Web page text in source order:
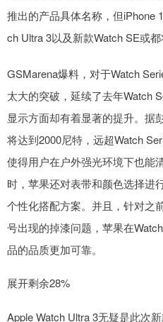
推出的产品具体名称，但iPhone
ch Ultra 3以及新款Watch SE或都
GSMarena爆料，对于Watch
太大的突破，延续了去年Watch
显示方面却有着显著的提升。据
将达到2000尼特，远超Watch
使得用户在户外强光环境下也能
时，苹果还对表带和颜色选择进
个性化搭配方案。并且，针对之
号出现的掉漆问题，苹果在
品的品质更加可靠。
展开剩余28%
Apple Watch Ultra 3无疑是此次